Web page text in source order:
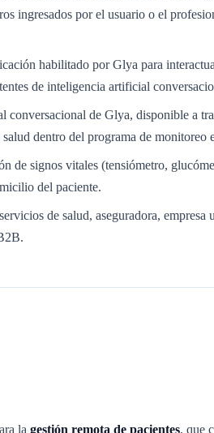
ingresados por el usuario o el
habilitado por Glya para
de inteligencia artificial
conversacional de Glya, disponible a
dentro del programa de monitoreo
de signos vitales (tensiómetro,
del paciente.
de salud, aseguradora,
la gestión remota de pacientes, que